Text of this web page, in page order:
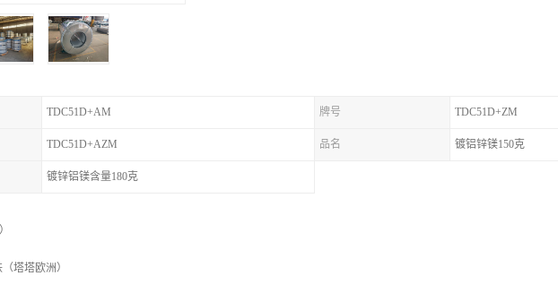
TDC51D+AM 牌号 TDC51D+ZM
TDC51D+AZM 品名 镀铝锌镁150克
镀锌铝镁含量180克
塔塔欧洲）